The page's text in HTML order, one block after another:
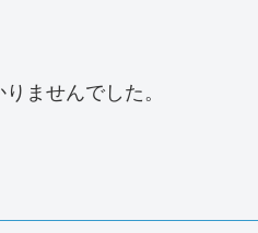
ませんでした。